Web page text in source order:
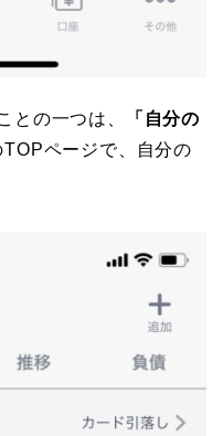
との一つは、
「自分の
ページで、自分の